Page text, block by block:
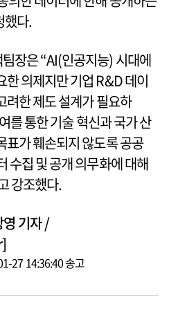
했다.
장은 “AI(인공지능) 시대에
한 의제지만 기업 R&D 데이
려한 제도 설계가 필요하
를 통한 기술 혁신과 국가 산
표가 훼손되지 않도록 공공
수집 및 공개 의무화에 대해
강조했다.
기자 /
27 14:36:40 송고